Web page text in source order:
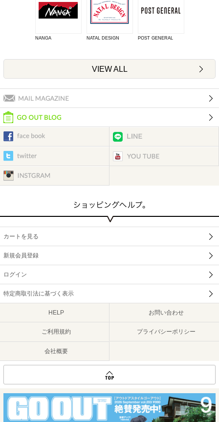
NANGA NATAL DESIGN POST GENERAL
VIEW ALL
カートを見る
新規会員登録
ログイン
特定商取引法に基づく表示
HELP お問い合わせ
ご利用規約 プライバシーポリシー
会社概要